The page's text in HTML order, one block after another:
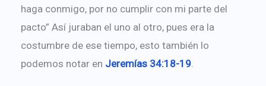
haga conmigo, por no cumplir con mi parte del
pacto” Así juraban el uno al otro, pues era la
costumbre de ese tiempo, esto también lo
podemos notar en Jeremías 34:18-19.